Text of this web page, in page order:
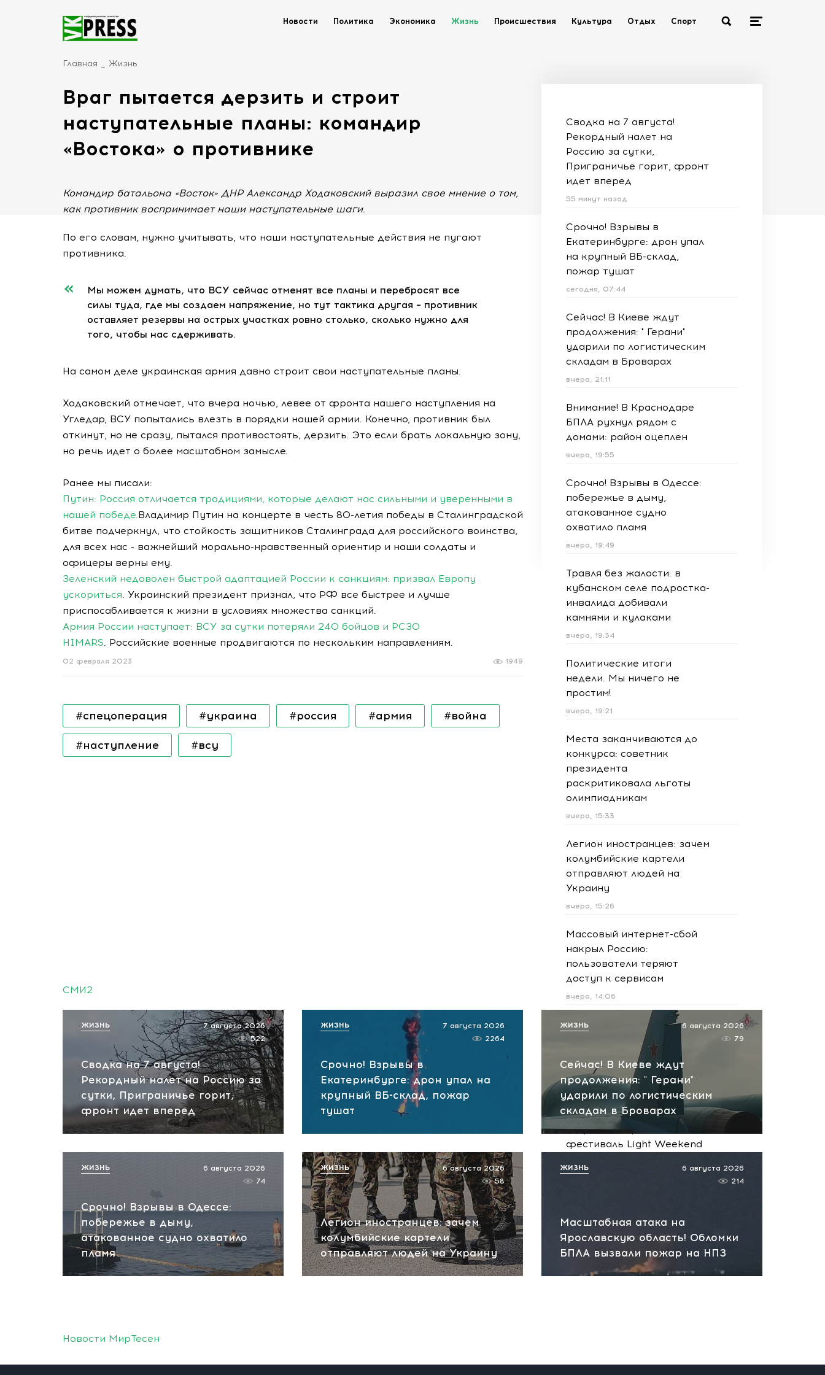
Новости Политика Экономика Жизнь Происшествия Культура Отдых Спорт
Главная Жизнь
Враг пытается дерзить и строит
наступательные планы: командир
«Востока» о противнике
Командир батальона «Восток» ДНР Александр Ходаковский выразил свое мнение о том,
как противник воспринимает наши наступательные шаги.
По его словам, нужно учитывать, что наши наступательные действия не пугают
противника.
Мы можем думать, что ВСУ сейчас отменят все планы и перебросят все
силы туда, где мы создаем напряжение, но тут тактика другая – противник
оставляет резервы на острых участках ровно столько, сколько нужно для
того, чтобы нас сдерживать.
На самом деле украинская армия давно строит свои наступательные планы.
Ходаковский отмечает, что вчера ночью, левее от фронта нашего наступления на
Угледар, ВСУ попытались влезть в порядки нашей армии. Конечно, противник был
откинут, но не сразу, пытался противостоять, дерзить. Это если брать локальную зону,
но речь идет о более масштабном замысле.
Ранее мы писали:
Путин: Россия отличается традициями, которые делают нас сильными и уверенными в
нашей победе.Владимир Путин на концерте в честь 80-летия победы в Сталинградской
битве подчеркнул, что стойкость защитников Сталинграда для российского воинства,
для всех нас - важнейший морально-нравственный ориентир и наши солдаты и
офицеры верны ему.
Зеленский недоволен быстрой адаптацией России к санкциям: призвал Европу
ускориться. Украинский президент признал, что РФ все быстрее и лучше
приспосабливается к жизни в условиях множества санкций.
Армия России наступает: ВСУ за сутки потеряли 240 бойцов и РСЗО
HIMARS. Российские военные продвигаются по нескольким направлениям.
1949
02 февраля 2023
#спецоперация #украина #россия #армия #война
#наступление #всу
Сводка на 7 августа!
Рекордный налет на
Россию за сутки,
Приграничье горит, фронт
идет вперед
55 минут назад
Срочно! Взрывы в
Екатеринбурге: дрон упал
на крупный ВБ-склад,
пожар тушат
сегодня, 07:44
Сейчас! В Киеве ждут
продолжения: " Герани"
ударили по логистическим
складам в Броварах
вчера, 21:11
Внимание! В Краснодаре
БПЛА рухнул рядом с
домами: район оцеплен
вчера, 19:55
Срочно! Взрывы в Одессе:
побережье в дыму,
атакованное судно
охватило пламя
вчера, 19:49
Травля без жалости: в
кубанском селе подростка-
инвалида добивали
камнями и кулаками
вчера, 19:34
Политические итоги
недели. Мы ничего не
простим!
вчера, 19:21
Места заканчиваются до
конкурса: советник
президента
раскритиковала льготы
олимпиадникам
вчера, 15:33
Легион иностранцев: зачем
колумбийские картели
отправляют людей на
Украину
вчера, 15:26
Массовый интернет-сбой
накрыл Россию:
пользователи теряют
доступ к сервисам
вчера, 14:06
Трагедия в Подмосковье:
женщина бросилась
спасать сына и погибла
вместе с ним
вчера, 13:09
Музыка и лето в Абрау-
Дюрсо: завершился
фестиваль Light Weekend
СМИ2
Сводка на 7 августа!
Рекордный налет на Россию за
сутки, Приграничье горит,
фронт идет вперед
7 августа 2026
522
ЖИЗНЬ
Срочно! Взрывы в
Екатеринбурге: дрон упал на
крупный ВБ-склад, пожар
тушат
7 августа 2026
2264
ЖИЗНЬ
Сейчас! В Киеве ждут
продолжения: " Герани"
ударили по логистическим
складам в Броварах
6 августа 2026
79
ЖИЗНЬ
Срочно! Взрывы в Одессе:
побережье в дыму,
атакованное судно охватило
пламя
6 августа 2026
74
ЖИЗНЬ
Легион иностранцев: зачем
колумбийские картели
отправляют людей на Украину
6 августа 2026
58
ЖИЗНЬ
Масштабная атака на
Ярославскую область! Обломки
БПЛА вызвали пожар на НПЗ
6 августа 2026
214
ЖИЗНЬ
Новости МирТесен